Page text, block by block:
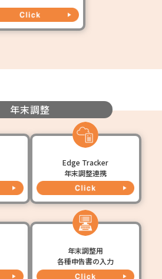
年末調整
Edge Tracker
年末調整連携
年末調整用
各種申告書の入力